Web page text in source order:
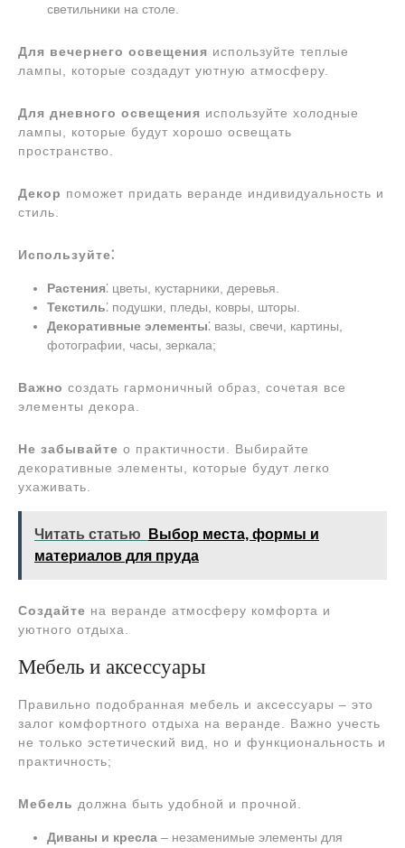
светильники на столе.
Для вечернего освещения используйте теплые
лампы, которые создадут уютную атмосферу.
Для дневного освещения используйте холодные
лампы, которые будут хорошо освещать
пространство.
Декор поможет придать веранде индивидуальность и
стиль.
Используйте⁚
Растения⁚ цветы, кустарники, деревья.
Текстиль⁚ подушки, пледы, ковры, шторы.
Декоративные элементы⁚ вазы, свечи, картины,
фотографии, часы, зеркала;
Важно создать гармоничный образ, сочетая все
элементы декора.
Не забывайте о практичности. Выбирайте
декоративные элементы, которые будут легко
ухаживать.
Читать статью
Выбор места, формы и
материалов для пруда
Создайте на веранде атмосферу комфорта и
уютного отдыха.
Мебель и аксессуары
Правильно подобранная мебель и аксессуары – это
залог комфортного отдыха на веранде. Важно учесть
не только эстетический вид, но и функциональность и
практичность;
Мебель должна быть удобной и прочной.
Диваны и кресла – незаменимые элементы для